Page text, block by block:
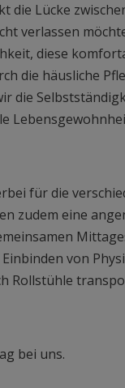
die Lücke
verlassen
diese
die häusliche
die
für die
zudem eine
von
Rollstühle
bei uns.